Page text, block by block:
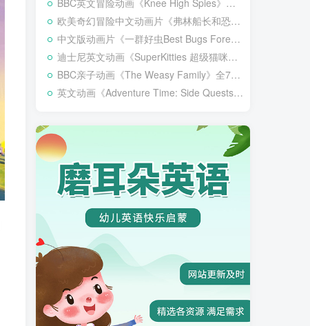
BBC英文冒险动画《Knee High Spies》全20集，1080P高清视频带英文字幕，百度网盘下载！
欧美奇幻冒险中文动画片《弗林船长和恐龙海盗》全52集，720P高清视频，百度网盘下载！
中文版动画片《一群好虫Best Bugs Forever》全52集，1080P高清视频，百度网盘下载！
迪士尼英文动画《SuperKitties 超级猫咪》全1-3季共110集，1080P高清视频带英文字幕，百度网盘下载！
BBC亲子动画《The Weasy Family》全76集，1080P高清视频，百度网盘下载！
英文动画《Adventure Time: Side Quests 探险活宝：支线任务》全20集，1080P高清视频带英文字幕，百度网盘下载！